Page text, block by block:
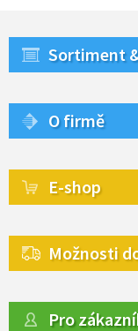
Sortiment
O firmě
E-shop
Možnosti
Pro